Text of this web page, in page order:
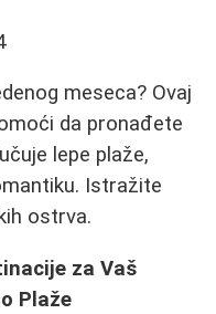
meseca? Ovaj
da pronađete
lepe plaže,
Istražite
ostrva.
za Vaš
Plaže